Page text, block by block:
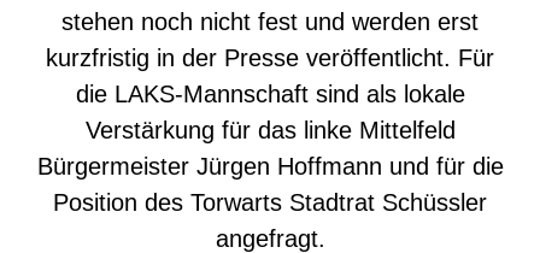
stehen noch nicht fest und werden erst
kurzfristig in der Presse veröffentlicht. Für
die LAKS-Mannschaft sind als lokale
Verstärkung für das linke Mittelfeld
Bürgermeister Jürgen Hoffmann und für die
Position des Torwarts Stadtrat Schüssler
angefragt.